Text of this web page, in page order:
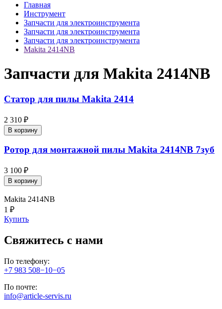
Главная
Инструмент
Запчасти для электроинструмента
Запчасти для электроинструмента
Запчасти для электроинструмента
Makita 2414NB
Запчасти для Makita 2414NB
Статор для пилы Makita 2414
2 310 ₽
В корзину
Ротор для монтажной пилы Makita 2414NB 7зуб
3 100 ₽
В корзину
Makita 2414NB
1 ₽
Купить
Свяжитесь с нами
По телефону:
+7 983 508−10−05
По почте:
info@article-servis.ru